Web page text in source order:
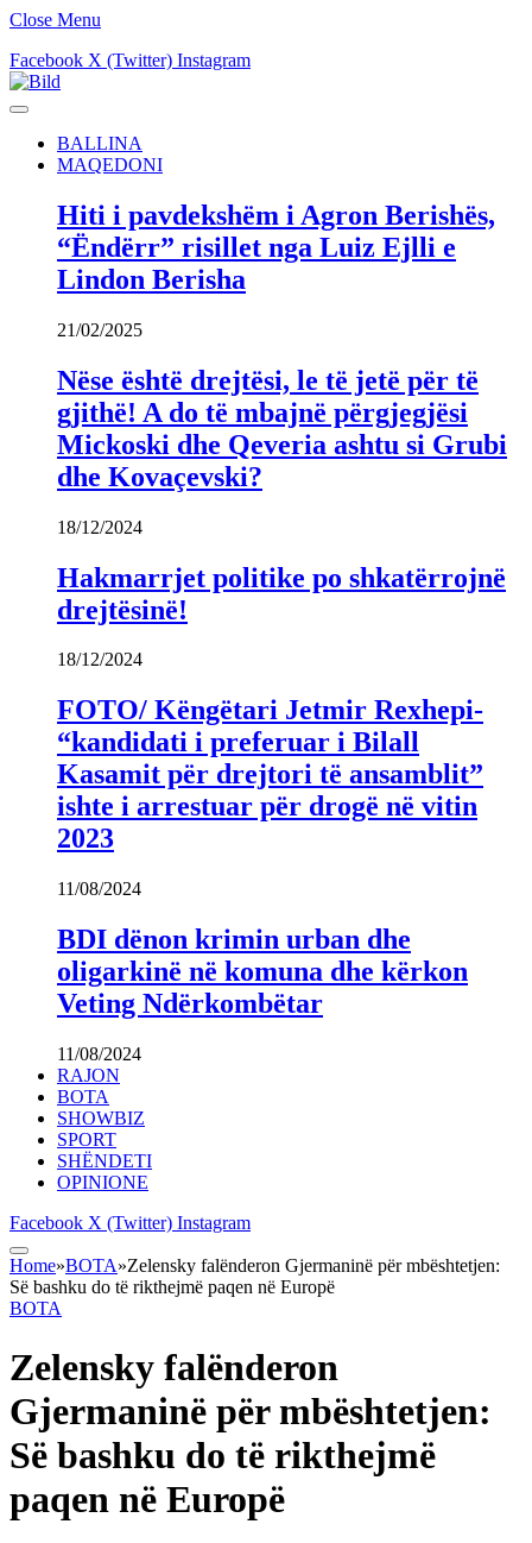
Close Menu
Facebook X (Twitter) Instagram
BALLINA
MAQEDONI
Hiti i pavdekshëm i Agron Berishës,
“Ëndërr” risillet nga Luiz Ejlli e
Lindon Berisha
21/02/2025
Nëse është drejtësi, le të jetë për të
gjithë! A do të mbajnë përgjegjësi
Mickoski dhe Qeveria ashtu si Grubi
dhe Kovaçevski?
18/12/2024
Hakmarrjet politike po shkatërrojnë
drejtësinë!
18/12/2024
FOTO/ Këngëtari Jetmir Rexhepi-
“kandidati i preferuar i Bilall
Kasamit për drejtori të ansamblit”
ishte i arrestuar për drogë në vitin
2023
11/08/2024
BDI dënon krimin urban dhe
oligarkinë në komuna dhe kërkon
Veting Ndërkombëtar
11/08/2024
RAJON
BOTA
SHOWBIZ
SPORT
SHËNDETI
OPINIONE
Facebook X (Twitter) Instagram
Home»BOTA»Zelensky falënderon Gjermaninë për mbështetjen:
Së bashku do të rikthejmë paqen në Europë
BOTA
Zelensky falënderon
Gjermaninë për mbështetjen:
Së bashku do të rikthejmë
paqen në Europë